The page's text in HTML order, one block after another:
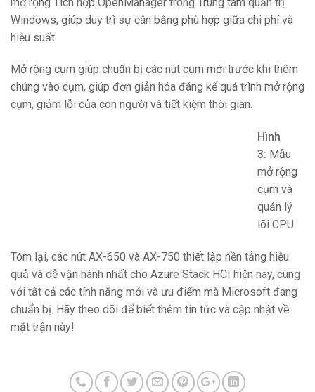
Windows, giúp duy trì sự cân bằng phù hợp giữa chi phí và
hiệu suất.
Mở rộng cụm giúp chuẩn bị các nút cụm mới trước khi thêm
chúng vào cụm, giúp đơn giản hóa đáng kể quá trình mở rộng
cụm, giảm lỗi của con người và tiết kiệm thời gian.
Hình
3: Mẫu
mở rộng
cụm và
quản lý
lõi CPU
Tóm lại, các nút AX-650 và AX-750 thiết lập nền tảng hiệu
quả và dễ vận hành nhất cho Azure Stack HCI hiện nay, cùng
với tất cả các tính năng mới và ưu điểm mà Microsoft đang
chuẩn bị. Hãy theo dõi để biết thêm tin tức và cập nhật về
mặt trận này!